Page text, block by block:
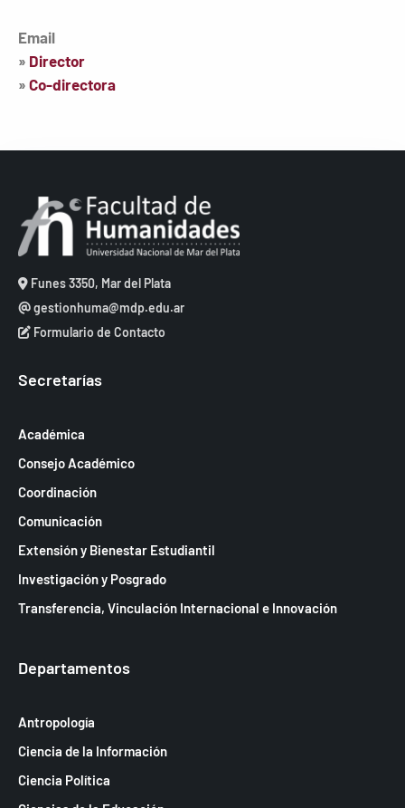
Email
» Director
» Co-directora
Funes 3350, Mar del Plata
gestionhuma@mdp.edu.ar
Formulario de Contacto
Secretarías
Académica
Consejo Académico
Coordinación
Comunicación
Extensión y Bienestar Estudiantil
Investigación y Posgrado
Transferencia, Vinculación Internacional e Innovación
Departamentos
Antropología
Ciencia de la Información
Ciencia Política